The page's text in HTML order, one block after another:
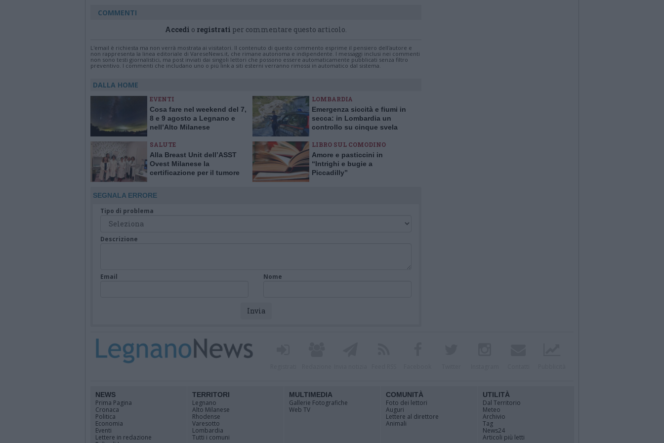
COMMENTI
Accedi o registrati per commentare questo articolo.
L'email è richiesta ma non verrà mostrata ai visitatori. Il contenuto di questo commento esprime il pensiero dell'autore e
non rappresenta la linea editoriale di VareseNews.it, che rimane autonoma e indipendente. I messaggi inclusi nei commenti
non sono testi giornalistici, ma post inviati dai singoli lettori che possono essere automaticamente pubblicati senza filtro
preventivo. I commenti che includano uno o più link a siti esterni verranno rimossi in automatico dal sistema.
DALLA HOME
EVENTI
Cosa fare nel weekend del 7,
8 e 9 agosto a Legnano e
nell’Alto Milanese
LOMBARDIA
Emergenza siccità e fiumi in
secca: in Lombardia un
controllo su cinque svela
SALUTE
Alla Breast Unit dell’ASST
Ovest Milanese la
certificazione per il tumore
LIBRO SUL COMODINO
Amore e pasticcini in
“Intrighi e bugie a
Piccadilly”
SEGNALA ERRORE
Tipo di problema
Descrizione
Email Nome
NEWS
Prima Pagina
Cronaca
Politica
Economia
Eventi
Lettere in redazione
TERRITORI
Legnano
Alto Milanese
Rhodense
Varesotto
Lombardia
Tutti i comuni
MULTIMEDIA
Gallerie Fotografiche
Web TV
COMUNITÀ
Foto dei lettori
Auguri
Lettere al direttore
Animali
UTILITÀ
Dal Territorio
Meteo
Archivio
Tag
News24
Articoli più letti